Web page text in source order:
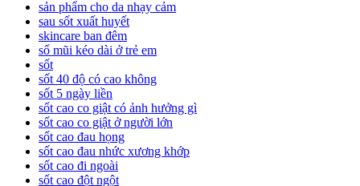
sản phẩm cho da nhạy cảm
sau sốt xuất huyết
skincare ban đêm
sổ mũi kéo dài ở trẻ em
sốt
sốt 40 độ có cao không
sốt 5 ngày liền
sốt cao co giật có ảnh hưởng gì
sốt cao co giật ở người lớn
sốt cao đau họng
sốt cao đau nhức xương khớp
sốt cao đi ngoài
sốt cao đột ngột